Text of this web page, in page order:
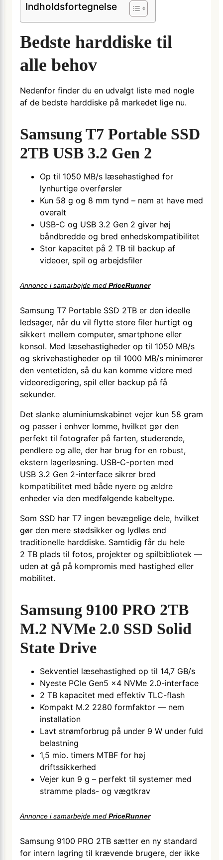
Indholdsfortegnelse
Bedste harddiske til
alle behov
Nedenfor finder du en udvalgt liste med nogle
af de bedste harddiske på markedet lige nu.
Samsung T7 Portable SSD
2TB USB 3.2 Gen 2
Op til 1050 MB/s læsehastighed for
lynhurtige overførsler
Kun 58 g og 8 mm tynd – nem at have med
overalt
USB-C og USB 3.2 Gen 2 giver høj
båndbredde og bred enhedskompatibilitet
Stor kapacitet på 2 TB til backup af
videoer, spil og arbejdsfiler
Annonce i samarbejde med PriceRunner
Samsung T7 Portable SSD 2TB er den ideelle
ledsager, når du vil flytte store filer hurtigt og
sikkert mellem computer, smartphone eller
konsol. Med læsehastigheder op til 1050 MB/s
og skrivehastigheder op til 1000 MB/s minimerer
den ventetiden, så du kan komme videre med
videoredigering, spil eller backup på få
sekunder.
Det slanke aluminiumskabinet vejer kun 58 gram
og passer i enhver lomme, hvilket gør den
perfekt til fotografer på farten, studerende,
pendlere og alle, der har brug for en robust,
ekstern lagerløsning. USB-C-porten med
USB 3.2 Gen 2-interface sikrer bred
kompatibilitet med både nyere og ældre
enheder via den medfølgende kabeltype.
Som SSD har T7 ingen bevægelige dele, hvilket
gør den mere stødsikker og lydløs end
traditionelle harddiske. Samtidig får du hele
2 TB plads til fotos, projekter og spilbibliotek —
uden at gå på kompromis med hastighed eller
mobilitet.
Samsung 9100 PRO 2TB
M.2 NVMe 2.0 SSD Solid
State Drive
Sekventiel læsehastighed op til 14,7 GB/s
Nyeste PCIe Gen5 x4 NVMe 2.0-interface
2 TB kapacitet med effektiv TLC-flash
Kompakt M.2 2280 formfaktor — nem
installation
Lavt strømforbrug på under 9 W under fuld
belastning
1,5 mio. timers MTBF for høj
driftssikkerhed
Vejer kun 9 g – perfekt til systemer med
stramme plads- og vægtkrav
Annonce i samarbejde med PriceRunner
Samsung 9100 PRO 2TB sætter en ny standard
for intern lagring til krævende brugere, der ikke